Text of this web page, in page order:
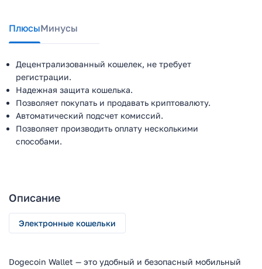
ПлюсыМинусы
Децентрализованный кошелек, не требует
регистрации.
Надежная защита кошелька.
Позволяет покупать и продавать криптовалюту.
Автоматический подсчет комиссий.
Позволяет производить оплату несколькими
способами.
Описание
Электронные кошельки
Dogecoin Wallet — это удобный и безопасный мобильный